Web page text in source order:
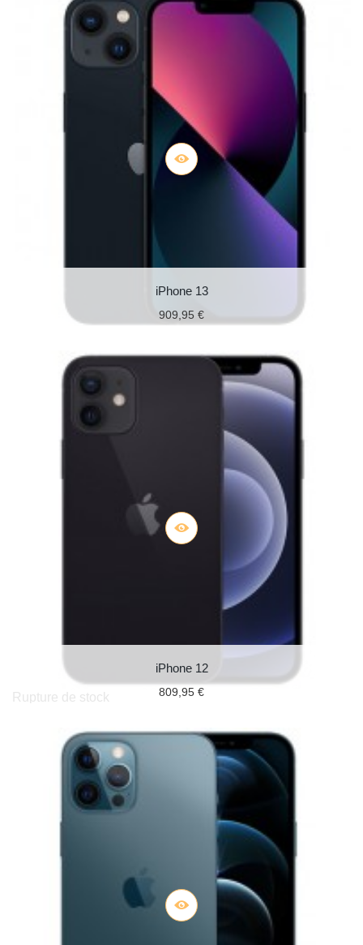
iPhone 13
909,95 €
Rupture de stock
iPhone 12
809,95 €